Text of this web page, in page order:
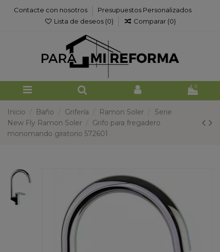
Contacte con nosotros
Presupuestos Personalizados
Lista de deseos (0) Comparar (0)
0
Inicio Baño Grifería Ramon Soler
Serie
New Fly Ramon Soler
Grifo para fregadero
monomando giratorio 572601